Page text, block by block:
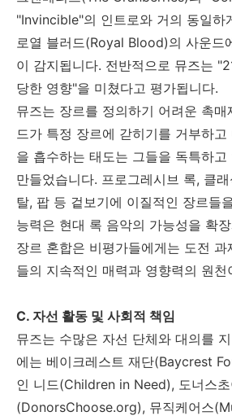
"Invincible"의 인트로와 거의 동일하
로열 블러드(Royal Blood)의 사운드
이 감지됩니다. 전반적으로 뮤즈는
당한 영향"을 미쳤다고 평가됩니다.
뮤즈는 장르를 정의하기 어려운 촉
드가 특정 장르에 갇히기를 거부하
을 흡수하는 태도는 그들을 독특하
만들었습니다. 프로그레시브 록, 클래
탈, 팝 등 겉보기에 이질적인 장르들
능력은 현대 록 음악의 가능성을 확
장르 혼합은 비평가들에게는 도전 과
들의 지속적인 매력과 영향력의 원천
C. 자선 활동 및 사회적 책임
뮤즈는 수많은 자선 단체와 대의를
에는 베이크레스트 재단(Baycrest
인 니드(Children in Need), 도너스
(DonorsChoose.org), 뮤직케어스